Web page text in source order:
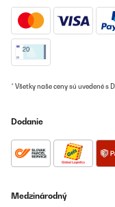
Love this hob.
Although not fitted
as the quality is
but the UK
* Všetky naše ceny sú uvedené s
Dodanie
Medzinárodný